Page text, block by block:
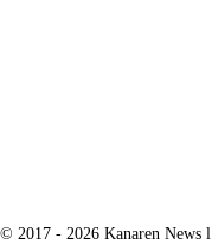
© 2017 - 2026 Kanaren News l